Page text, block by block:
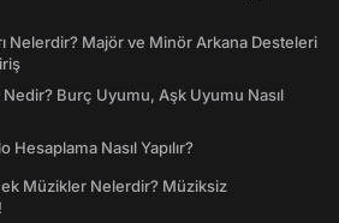
Nelerdir? Majör ve Minör Arkana Desteleri
Burç Uyumu, Aşk Uyumu Nasıl
Nasıl Yapılır?
Müzikler Nelerdir? Müziksiz